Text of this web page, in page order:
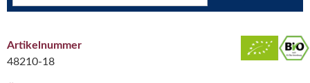
Artikelnummer
48210-18